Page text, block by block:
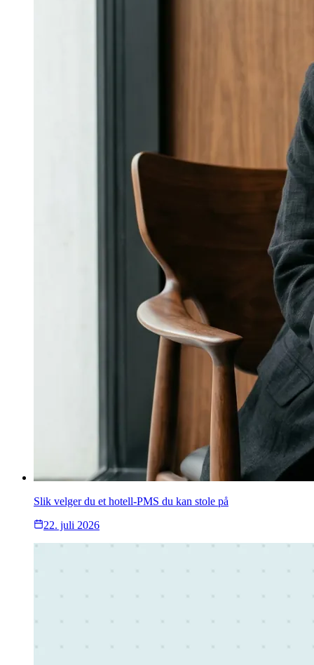
Slik velger du et hotell-PMS du kan stole på
22. juli 2026